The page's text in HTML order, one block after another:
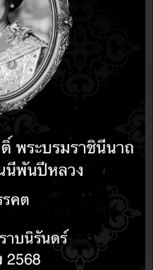
บทความ
mobile
Libreoffice
Internet of things
การใช้งาน android
เกี่ยวกับเรา
เราคือใคร